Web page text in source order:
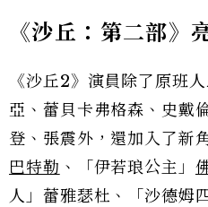
《沙丘：第二部》
《沙丘2》演員除了原班
亞、蕾貝卡弗格森、史戴
登、張震外 ，還加入了新
巴特勒 、「伊若琅公主」
人 」 蕾雅瑟杜、 「沙德姆